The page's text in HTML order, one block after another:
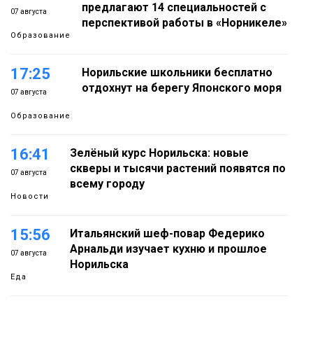
07 августа
Образование
предлагают 14 специальностей с
перспективой работы в «Норникеле»
17:25
07 августа
Образование
Норильские школьники бесплатно
отдохнут на берегу Японского моря
16:41
07 августа
Новости
Зелёный курс Норильска: новые
скверы и тысячи растений появятся по
всему городу
15:56
07 августа
Еда
Итальянский шеф-повар Федерико
Арнальди изучает кухню и прошлое
Норильска